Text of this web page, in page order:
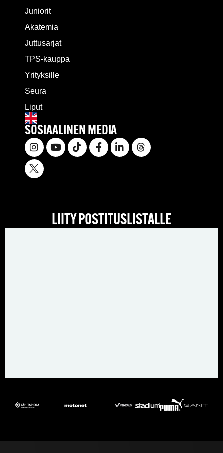
Juniorit
Akatemia
Juttusarjat
TPS-kauppa
Yrityksille
Seura
Liput
SOSIAALINEN MEDIA
LIITY POSTITUSLISTALLE